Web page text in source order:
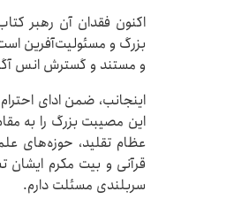
اکنون فقدان آن رهبر
بزرگ و مسئولیت‌آفرین
و مستند و گسترش انس
اینجانب، ضمن ادای
این مصیبت بزرگ را به
عظام تقلید، حوزه‌های
قرآنی و بیت مکرم ایشان
سربلندی مسئلت دارم.